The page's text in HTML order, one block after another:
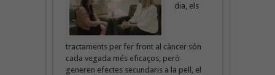
dia, els
tractaments per fer front al càncer són
cada vegada més eficaços, però
generen efectes secundaris a la pell, el